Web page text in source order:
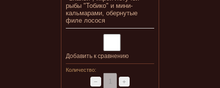
рыбы "Тобико" и мини-
кальмарами, обернутые
филе лосося
Добавить к сравнению
Количество:
− +